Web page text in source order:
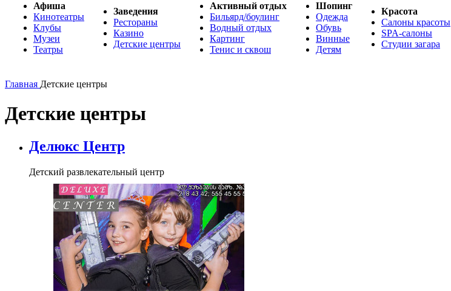
Афиша
Кинотеатры
Клубы
Музеи
Театры
Заведения
Рестораны
Казино
Детские центры
Активный отдых
Бильярд/боулинг
Водный отдых
Картинг
Тенис и сквош
Шопинг
Одежда
Обувь
Винные
Детям
Красота
Салоны красоты
SPA-салоны
Студии загара
Главная Детские центры
Детские центры
Делюкс Центр
Детский развлекательный центр